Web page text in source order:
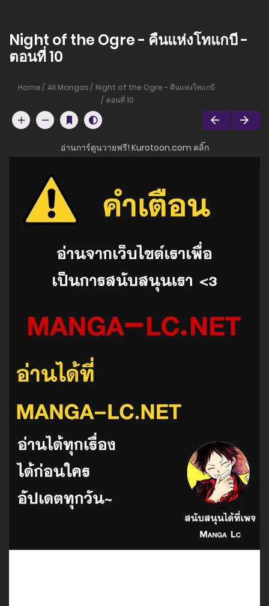
Night of the Ogre - คืนแห่งโทแกบี -
ตอนที่ 10
Home All Mangas
Night of the Ogre - คืนแห่งโทแกบี
ตอนที่ 10
อ่านการ์ตูนวายฟรี! Kurotoon.com คลิ๊ก